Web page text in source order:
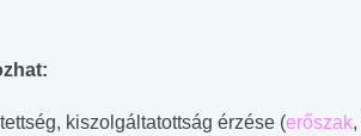
kiszolgáltatottság érzése (erőszak